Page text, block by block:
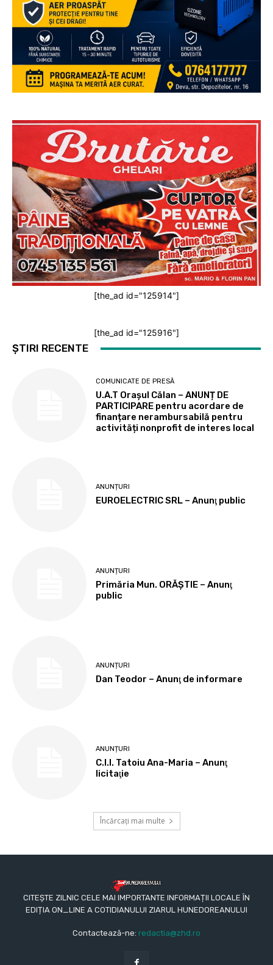
[the_ad id="125914"]
[the_ad id="125916"]
ȘTIRI RECENTE
COMUNICATE DE PRESĂ
U.A.T Orașul Călan – ANUNȚ DE
PARTICIPARE pentru acordare de
finanțare nerambursabilă pentru
activități nonprofit de interes local
ANUNȚURI
EUROELECTRIC SRL – Anunţ public
ANUNȚURI
Primăria Mun. ORĂȘTIE – Anunţ
public
ANUNȚURI
Dan Teodor – Anunţ de informare
ANUNȚURI
C.I.I. Tatoiu Ana-Maria – Anunţ
licitaţie
Încărcați mai multe
CITEȘTE ZILNIC CELE MAI IMPORTANTE INFORMAȚII LOCALE ÎN
EDIȚIA ON_LINE A COTIDIANULUI ZIARUL HUNEDOREANULUI
Contactează-ne: redactia@zhd.ro